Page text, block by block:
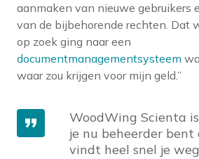
aanmaken van nieuwe gebruikers
van de bijbehorende rechten. Dat
op zoek ging naar een
documentmanagementsysteem
waar zou krijgen voor mijn geld.”
WoodWing Scienta
je nu beheerder bent
vindt heel snel je